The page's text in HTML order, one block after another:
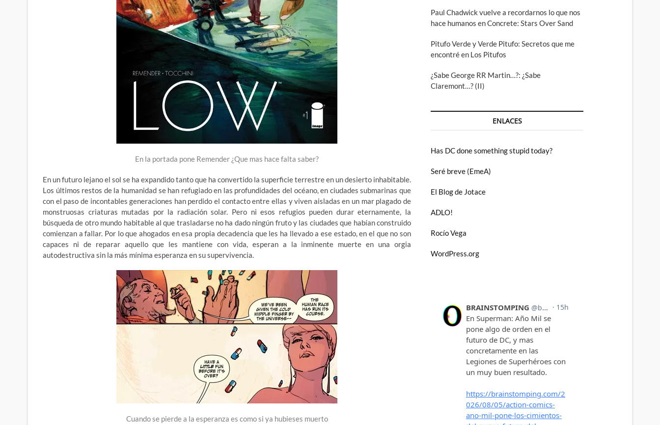
En la portada pone Remender ¿Que mas hace falta saber?
En un futuro lejano el sol se ha expandido tanto que ha convertido la superficie terrestre en un desierto inhabitable.
Los últimos restos de la humanidad se han refugiado en las profundidades del océano, en ciudades submarinas que
con el paso de incontables generaciones han perdido el contacto entre ellas y viven aisladas en un mar plagado de
monstruosas criaturas mutadas por la radiación solar. Pero ni esos refugios pueden durar eternamente, la
búsqueda de otro mundo habitable al que trasladarse no ha dado ningún fruto y las ciudades que habían construido
comienzan a fallar. Por lo que ahogados en esa propia decadencia que les ha llevado a ese estado, en el que no son
capaces ni de reparar aquello que les mantiene con vida, esperan a la inminente muerte en una orgia
autodestructiva sin la más mínima esperanza en su supervivencia.
Cuando se pierde a la esperanza es como si ya hubieses muerto
Paul Chadwick vuelve a recordarnos lo que nos
hace humanos en Concrete: Stars Over Sand
Pitufo Verde y Verde Pitufo: Secretos que me
encontré en Los Pitufos
¿Sabe George RR Martin…?: ¿Sabe
Claremont…? (II)
ENLACES
Has DC done something stupid today?
Seré breve (EmeA)
El Blog de Jotace
ADLO!
Rocío Vega
WordPress.org